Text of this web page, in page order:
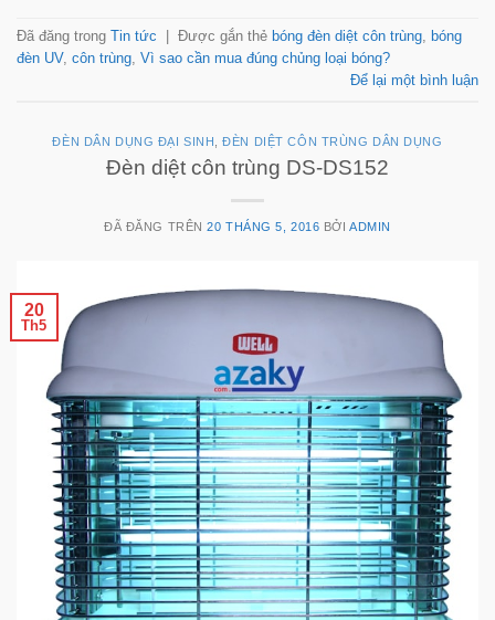
Đã đăng trong Tin tức Được gắn thẻ bóng đèn diệt côn trùng, bóng
đèn UV, côn trùng, Vì sao cần mua đúng chủng loại bóng?
Để lại một bình luận
ĐÈN DÂN DỤNG ĐẠI SINH ,ĐÈN DIỆT CÔN TRÙNG DÂN DỤNG
Đèn diệt côn trùng DS-DS152
ĐÃ ĐĂNG TRÊN20 THÁNG 5, 2016 BỞIADMIN
20
Th5